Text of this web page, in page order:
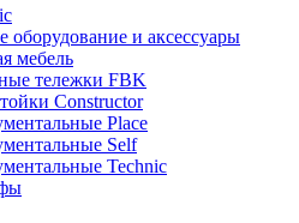
оборудование и аксессуары
мебель
тележки FBK
Constructor
Place
Self
Technic